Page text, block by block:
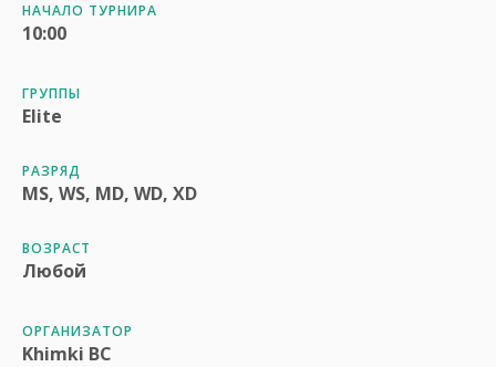
НАЧАЛО ТУРНИРА
10:00
ГРУППЫ
Elite
РАЗРЯД
MS, WS, MD, WD, XD
ВОЗРАСТ
Любой
ОРГАНИЗАТОР
Khimki BC